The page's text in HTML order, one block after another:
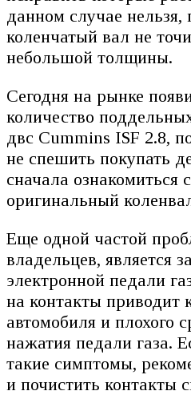
данном случае
коленчатый вал не
небольшой толщины.
Сегодня на рынке
количество
двc Cummins ISF 2.8,
не спешить покупать
сначала ознакомиться
оригинальный
Еще одной частой
владельцев, является
электронной педали
на контакты приводит
автомобиля и плохого
нажатия педали газа.
такие симптомы,
и почистить контакты